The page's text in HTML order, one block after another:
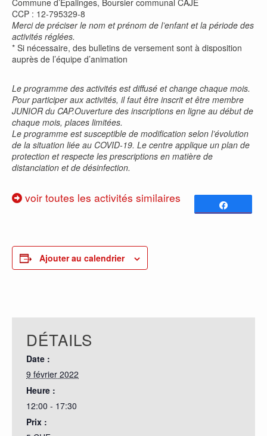
Commune d’Epalinges, Boursier communal CAJE
CCP : 12-795329-8
Merci de préciser le nom et prénom de l’enfant et la période des
activités réglées.
* Si nécessaire, des bulletins de versement sont à disposition
auprès de l’équipe d’animation
Le programme des activités est diffusé et change chaque mois.
Pour participer aux activités, il faut être inscrit et être membre
JUNIOR du CAP.Ouverture des inscriptions en ligne au début de
chaque mois, places limitées.
Le programme est susceptible de modification selon l’évolution
de la situation liée au COVID-19. Le centre applique un plan de
protection et respecte les prescriptions en matière de
distanciation et de désinfection.
voir toutes les activités similaires
Ajouter au calendrier
DÉTAILS
Date :
9 février 2022
Heure :
12:00 - 17:30
Prix :